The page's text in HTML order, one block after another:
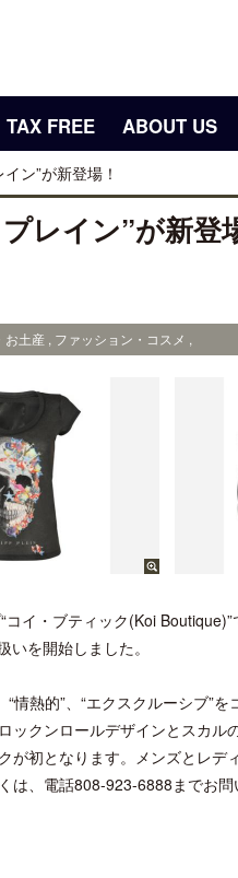
TAX FREE ABOUT US
ン”が新登場！
レイン”が新登
土産 , ファッション・コスメ ,
イ・ブティック(Koi
を開始しました。
熱的”、“エクスクルーシブ”
クンロールデザインとスカル
初となります。メンズとレデ
、電話808-923-6888までお問